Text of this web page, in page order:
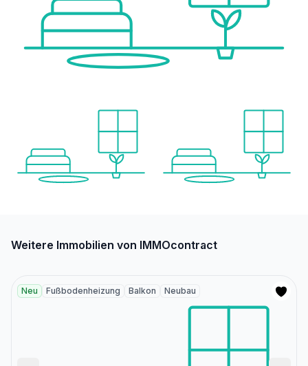
Weitere Immobilien von IMMOcontract
Neu Fußbodenheizung Balkon Neubau